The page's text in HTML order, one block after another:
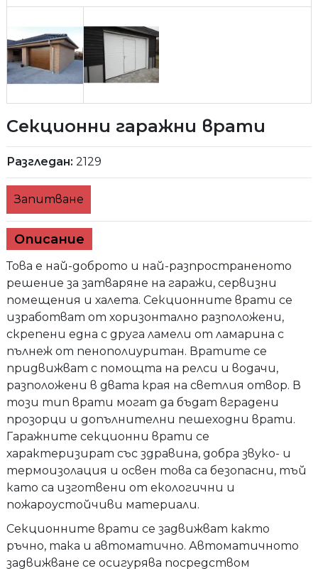
Секционни гаражни врати
Описание
Това е най-доброто и най-разпространеното
решение за затваряне на гаражи, сервизни
помещения и халета. Секционните врати се
изработват от хоризонтално разположени,
скрепени една с друга ламели от ламарина с
пълнеж от пенополиуритан. Вратите се
придвижват с помощта на релси и водачи,
разположени в двата края на светлия отвор. В
този тип врати могат да бъдат вградени
прозорци и допълнителни пешеходни врати.
Гаражните секционни врати се
характеризират със здравина, добра звуко- и
термоизолация и освен това са безопасни, тъй
като са изготвени от екологични и
пожароустойчиви материали.
Секционните врати се задвижват както
ръчно, така и автоматично. Автоматичното
задвижване се осигурява посредством
Разгледан: 2129
Запитване